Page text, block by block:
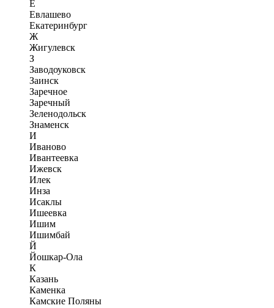
Е
Евлашево
Екатеринбург
Ж
Жигулевск
З
Заводоуковск
Заинск
Заречное
Заречный
Зеленодольск
Знаменск
И
Иваново
Ивантеевка
Ижевск
Илек
Инза
Исаклы
Ишеевка
Ишим
Ишимбай
Й
Йошкар-Ола
К
Казань
Каменка
Камские Поляны